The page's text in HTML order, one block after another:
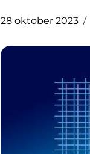
28 oktober 2023